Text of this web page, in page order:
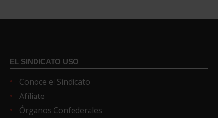
EL SINDICATO USO
Conoce el Sindicato
Afíliate
Órganos Confederales